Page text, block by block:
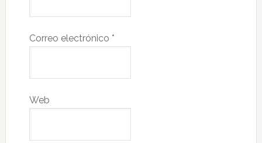
Correo electrónico *
Web